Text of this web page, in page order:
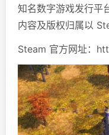
知名数字游戏发行平
内容及版权归属以
Steam 官方网址：